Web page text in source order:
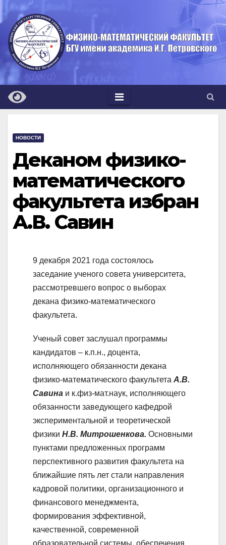
Перейти
к
содержимому
НОВОСТИ
Деканом физико-
математического
факультета избран
А.В. Савин
9 декабря 2021 года состоялось
заседание ученого совета университета,
рассмотревшего вопрос о выборах
декана физико-математического
факультета.
Ученый совет заслушал программы
кандидатов – к.п.н., доцента,
исполняющего обязанности декана
физико-математического факультета А.В.
Савина и к.физ-мат.наук, исполняющего
обязанности заведующего кафедрой
экспериментальной и теоретической
физики Н.В. Митрошенкова. Основными
пунктами предложенных программ
перспективного развития факультета на
ближайшие пять лет стали направления
кадровой политики, организационного и
финансового менеджмента,
формирования эффективной,
качественной, современной
образовательной системы, обеспечения